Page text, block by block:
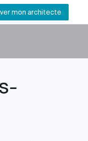
mon architecte